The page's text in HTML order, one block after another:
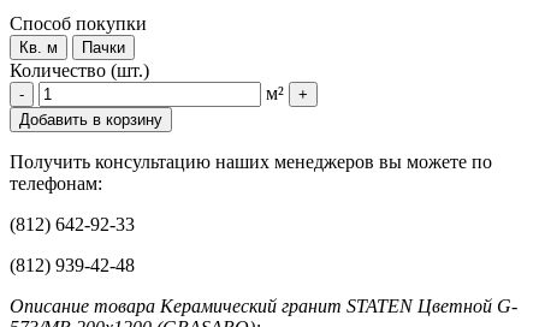
Способ покупки
Кв. м Пачки
Количество (шт.)
- м²
+
Добавить в корзину
Получить консультацию наших менеджеров вы можете по
телефонам:
(812) 642-92-33
(812) 939-42-48
Описание товара Керамический гранит STATEN Цветной G-